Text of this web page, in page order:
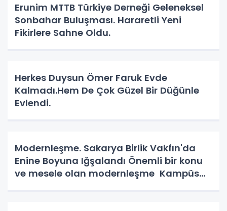
Erunim MTTB Türkiye Derneği Geleneksel
Sonbahar Buluşması. Hararetli Yeni
Fikirlere Sahne Oldu.
Herkes Duysun Ömer Faruk Evde
Kalmadı.Hem De Çok Güzel Bir Düğünle
Evlendi.
Modernleşme. Sakarya Birlik Vakfın'da
Enine Boyuna Iğşalandı Önemli bir konu
ve mesele olan modernleşme Kampüs